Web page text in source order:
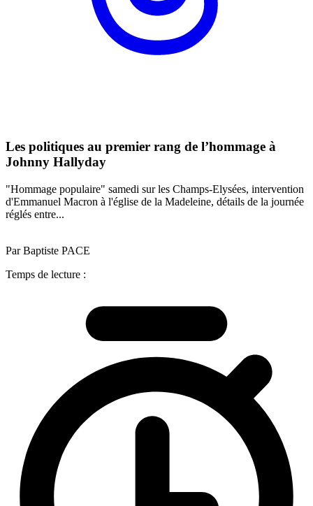
Les politiques au premier rang de l’hommage à
Johnny Hallyday
"Hommage populaire" samedi sur les Champs-Elysées, intervention
d'Emmanuel Macron à l'église de la Madeleine, détails de la journée
réglés entre...
Par Baptiste PACE
Temps de lecture :